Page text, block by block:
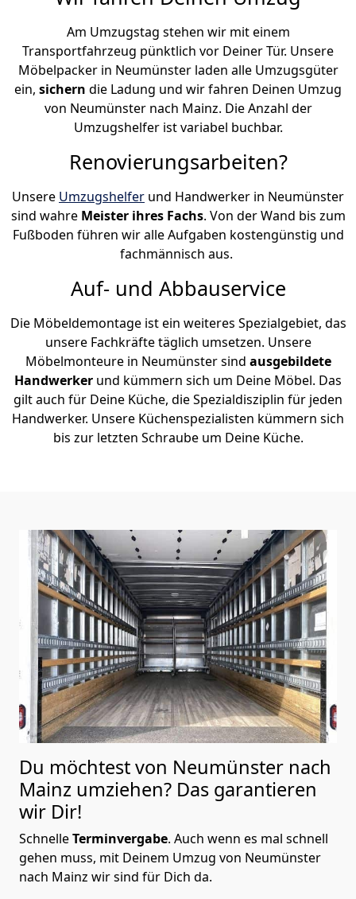
Am Umzugstag stehen wir mit einem
Transportfahrzeug pünktlich vor Deiner Tür. Unsere
Möbelpacker in Neumünster laden alle Umzugsgüter
ein, sichern die Ladung und wir fahren Deinen Umzug
von Neumünster nach Mainz. Die Anzahl der
Umzugshelfer ist variabel buchbar.
Renovierungsarbeiten?
Unsere Umzugshelfer und Handwerker in Neumünster
sind wahre Meister ihres Fachs. Von der Wand bis zum
Fußboden führen wir alle Aufgaben kostengünstig und
fachmännisch aus.
Auf- und Abbauservice
Die Möbeldemontage ist ein weiteres Spezialgebiet, das
unsere Fachkräfte täglich umsetzen. Unsere
Möbelmonteure in Neumünster sind ausgebildete
Handwerker und kümmern sich um Deine Möbel. Das
gilt auch für Deine Küche, die Spezialdisziplin für jeden
Handwerker. Unsere Küchenspezialisten kümmern sich
bis zur letzten Schraube um Deine Küche.
Du möchtest von Neumünster nach
Mainz umziehen? Das garantieren
wir Dir!
SchnelleTerminvergabe. Auch wenn es mal schnell
gehen muss, mit Deinem Umzug von Neumünster
nach Mainz wir sind für Dich da.